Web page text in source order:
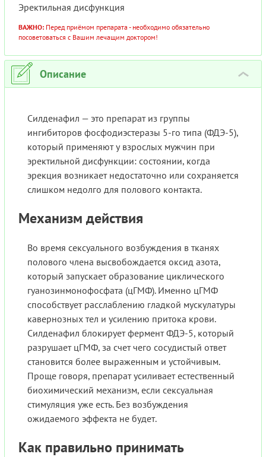
Эректильная дисфункция
ВАЖНО: Перед приёмом препарата - необходимо обязательно
посоветоваться с Вашим лечащим доктором!
Описание ›
Силденафил — это препарат из группы
ингибиторов фосфодиэстеразы 5-го типа (ФДЭ-5),
который применяют у взрослых мужчин при
эректильной дисфункции: состоянии, когда
эрекция возникает недостаточно или сохраняется
слишком недолго для полового контакта.
Механизм действия
Во время сексуального возбуждения в тканях
полового члена высвобождается оксид азота,
который запускает образование циклического
гуанозинмонофосфата (цГМФ). Именно цГМФ
способствует расслаблению гладкой мускулатуры
кавернозных тел и усилению притока крови.
Силденафил блокирует фермент ФДЭ-5, который
разрушает цГМФ, за счет чего сосудистый ответ
становится более выраженным и устойчивым.
Проще говоря, препарат усиливает естественный
биохимический механизм, если сексуальная
стимуляция уже есть. Без возбуждения
ожидаемого эффекта не будет.
Как правильно принимать